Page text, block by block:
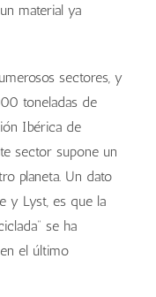
material ya
sectores, y
toneladas de
Ibérica de
sector supone un
planeta. Un dato
y Lyst, es que la
se ha
el último